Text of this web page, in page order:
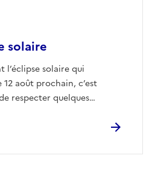
solaire
l’éclipse solaire qui
août prochain, c’est
respecter quelques